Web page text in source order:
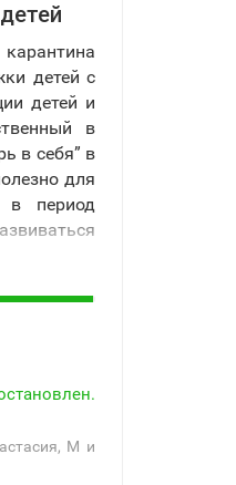
детей с
детей и
в
в себя” в
для
в период
M и